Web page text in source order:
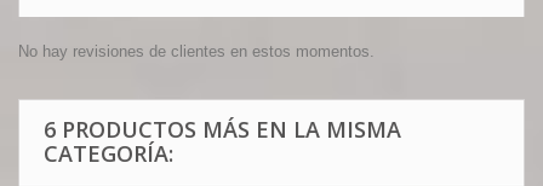
No hay revisiones de clientes en estos momentos.
6 PRODUCTOS MÁS EN LA MISMA
CATEGORÍA: